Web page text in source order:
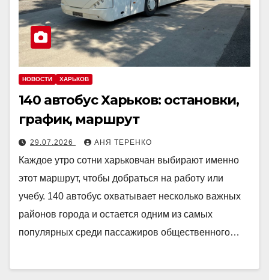
НОВОСТИ ХАРЬКОВ
140 автобус Харьков: остановки,
график, маршрут
29.07.2026 АНЯ ТЕРЕНКО
Каждое утро сотни харьковчан выбирают именно
этот маршрут, чтобы добраться на работу или
учебу. 140 автобус охватывает несколько важных
районов города и остается одним из самых
популярных среди пассажиров общественного…